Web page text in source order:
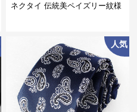
ネクタイ 伝統美ペイズリー紋様
人気